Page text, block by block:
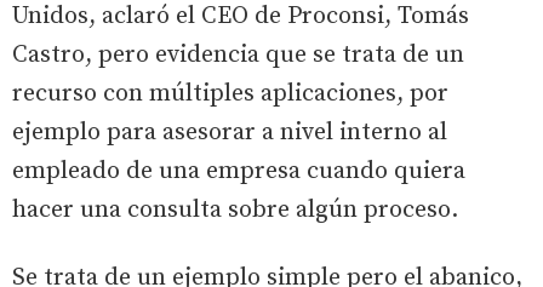
Unidos, aclaró el CEO de Proconsi, Tomás
Castro, pero evidencia que se trata de un
recurso con múltiples aplicaciones, por
ejemplo para asesorar a nivel interno al
empleado de una empresa cuando quiera
hacer una consulta sobre algún proceso.
Se trata de un ejemplo simple pero el abanico,